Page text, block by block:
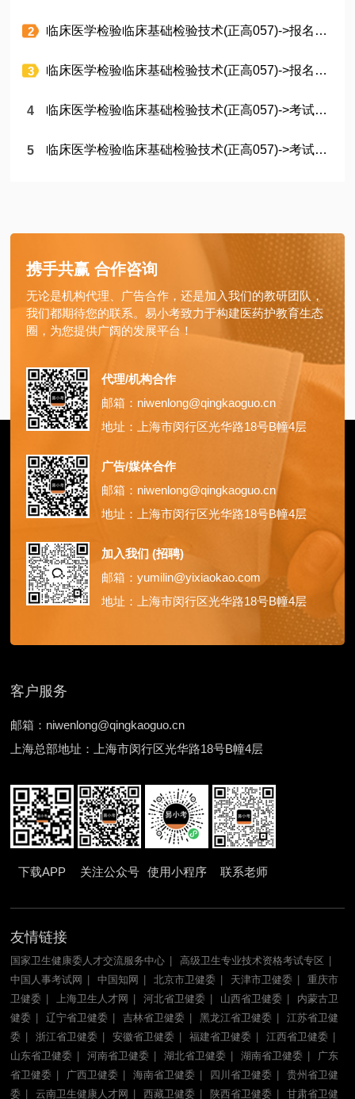
临床医学检验临床基础检验技术(正高057)->报名条件
临床医学检验临床基础检验技术(正高057)->报名时间
临床医学检验临床基础检验技术(正高057)->考试时间
临床医学检验临床基础检验技术(正高057)->考试科目
携手共赢 合作咨询
无论是机构代理、广告合作，还是加入我们的教研团队，
我们都期待您的联系。易小考致力于构建医药护教育生态
圈，为您提供广阔的发展平台！
代理/机构合作
邮箱：niwenlong@qingkaoguo.cn
地址：上海市闵行区光华路18号B幢4层
广告/媒体合作
邮箱：niwenlong@qingkaoguo.cn
地址：上海市闵行区光华路18号B幢4层
加入我们 (招聘)
邮箱：yumilin@yixiaokao.com
地址：上海市闵行区光华路18号B幢4层
客户服务
邮箱：niwenlong@qingkaoguo.cn
上海总部地址：上海市闵行区光华路18号B幢4层
下载APP 关注公众号 使用小程序 联系老师
友情链接
国家卫生健康委人才交流服务中心
高级卫生专业技术资格考试专区
中国人事考试网
中国知网 北京市卫健委 天津市卫健委
重庆市
卫健委
上海卫生人才网 河北省卫健委 山西省卫健委
内蒙古卫
健委
辽宁省卫健委 吉林省卫健委 黑龙江省卫健委
江苏省卫健
委
浙江省卫健委 安徽省卫健委 福建省卫健委
江西省卫健委
山东省卫健委
河南省卫健委 湖北省卫健委 湖南省卫健委
广东
省卫健委
广西卫健委 海南省卫健委 四川省卫健委
贵州省卫健
委
云南卫生健康人才网 西藏卫健委 陕西省卫健委 甘肃省卫健